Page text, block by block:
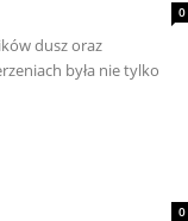
0
dusz oraz
była nie tylko
0